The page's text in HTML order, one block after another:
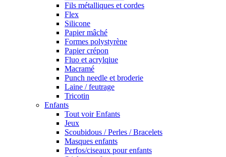
Fils métalliques et cordes
Flex
Silicone
Papier mâché
Formes polystyrène
Papier crépon
Fluo et acrylqiue
Macramé
Punch needle et broderie
Laine / feutrage
Tricotin
Enfants
Tout voir Enfants
Jeux
Scoubidous / Perles / Bracelets
Masques enfants
Perfos/ciseaux pour enfants